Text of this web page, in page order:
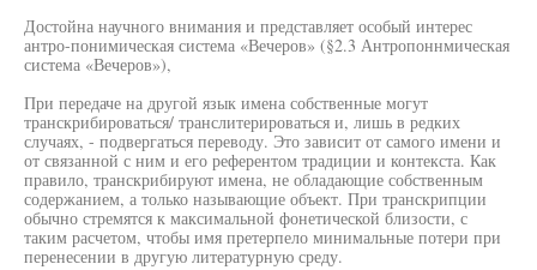
Достойна научного внимания и представляет особый интерес
антро-понимическая система «Вечеров» (§2.3 Антропоннмическая
система «Вечеров»),
При передаче на другой язык имена собственные могут
транскрибироваться/ транслитерироваться и, лишь в редких
случаях, - подвергаться переводу. Это зависит от самого имени и
от связанной с ним и его референтом традиции и контекста. Как
правило, транскрибируют имена, не обладающие собственным
содержанием, а только называющие объект. При транскрипции
обычно стремятся к максимальной фонетической близости, с
таким расчетом, чтобы имя претерпело минимальные потери при
перенесении в другую литературную среду.